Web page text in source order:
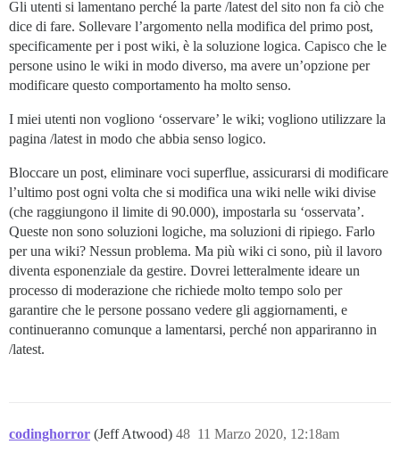
Gli utenti si lamentano perché la parte /latest del sito non fa ciò che
dice di fare. Sollevare l’argomento nella modifica del primo post,
specificamente per i post wiki, è la soluzione logica. Capisco che le
persone usino le wiki in modo diverso, ma avere un’opzione per
modificare questo comportamento ha molto senso.
I miei utenti non vogliono ‘osservare’ le wiki; vogliono utilizzare la
pagina /latest in modo che abbia senso logico.
Bloccare un post, eliminare voci superflue, assicurarsi di modificare
l’ultimo post ogni volta che si modifica una wiki nelle wiki divise
(che raggiungono il limite di 90.000), impostarla su ‘osservata’.
Queste non sono soluzioni logiche, ma soluzioni di ripiego. Farlo
per una wiki? Nessun problema. Ma più wiki ci sono, più il lavoro
diventa esponenziale da gestire. Dovrei letteralmente ideare un
processo di moderazione che richiede molto tempo solo per
garantire che le persone possano vedere gli aggiornamenti, e
continueranno comunque a lamentarsi, perché non appariranno in
/latest.
codinghorror (Jeff Atwood) 11 Marzo 2020, 12:18am
48